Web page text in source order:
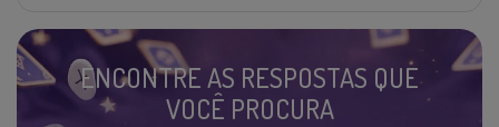
ENCONTRE AS RESPOSTAS QUE
VOCÊ PROCURA